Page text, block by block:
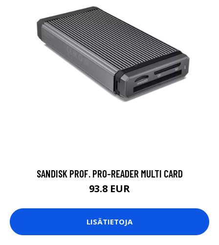
SANDISK PROF. PRO-READER MULTI CARD
93.8 EUR
LISÄTIETOJA